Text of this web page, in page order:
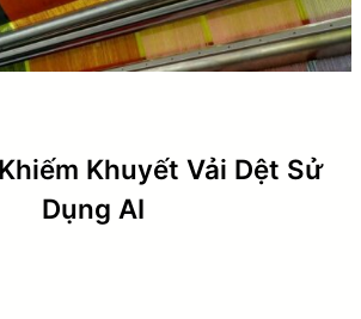
Khuyết Vải Dệt Sử
Dụng AI